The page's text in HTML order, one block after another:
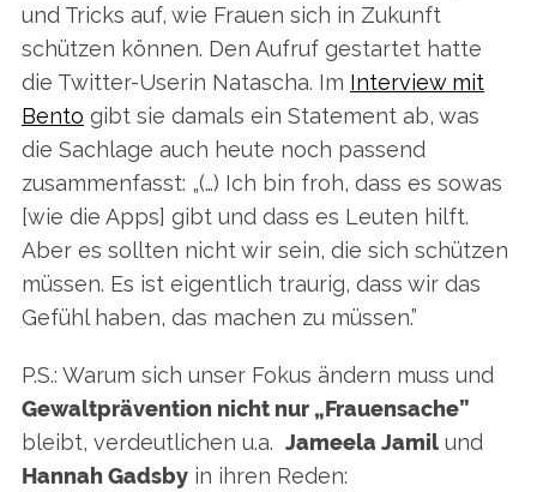
und Tricks auf, wie Frauen sich in Zukunft
schützen können. Den Aufruf gestartet hatte
die Twitter-Userin Natascha. Im Interview mit
Bento gibt sie damals ein Statement ab, was
die Sachlage auch heute noch passend
zusammenfasst: „(…) Ich bin froh, dass es sowas
[wie die Apps] gibt und dass es Leuten hilft.
Aber es sollten nicht wir sein, die sich schützen
müssen. Es ist eigentlich traurig, dass wir das
Gefühl haben, das machen zu müssen.”
P.S.: Warum sich unser Fokus ändern muss und
Gewaltprävention nicht nur „Frauensache”
bleibt, verdeutlichen u.a. Jameela Jamilund
Hannah Gadsbyin ihren Reden: